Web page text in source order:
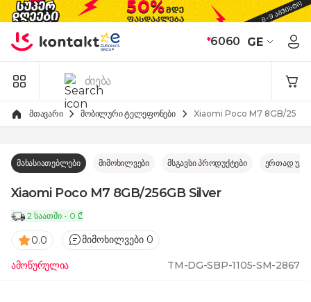
Skip to Content
*6060 GE
მთავარი მობილური ტელეფონები Xiaomi Poco M7 8GB/
მახასიათებლები მიმოხილვები მსგავსი პროდუქტები ერთად
Xiaomi Poco M7 8GB/256GB Silver
2 საათში - 0 ₾
0.0 მიმოხილვები 0
ამოწურულია TM-DG-SBP-1105-SM-2867